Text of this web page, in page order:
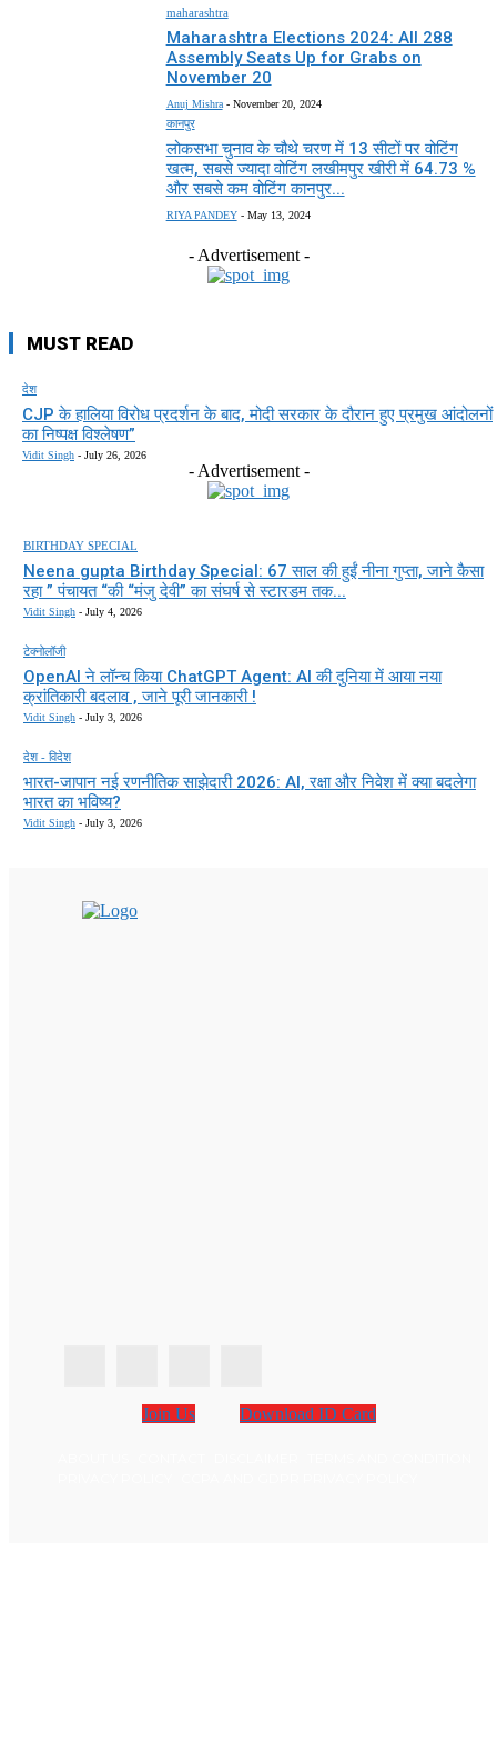
maharashtra
Maharashtra Elections 2024: All 288
Assembly Seats Up for Grabs on
November 20
Anuj Mishra - November 20, 2024
कानपुर
लोकसभा चुनाव के चौथे चरण में 13 सीटों पर वोटिंग
खत्म, सबसे ज्यादा वोटिंग लखीमपुर खीरी में 64.73 %
और सबसे कम वोटिंग कानपुर...
RIYA PANDEY - May 13, 2024
- Advertisement -
MUST READ
देश
CJP के हालिया विरोध प्रदर्शन के बाद, मोदी सरकार के दौरान हुए प्रमुख आंदोलनों
का निष्पक्ष विश्लेषण”
Vidit Singh - July 26, 2026
- Advertisement -
BIRTHDAY SPECIAL
Neena gupta Birthday Special: 67 साल की हुईं नीना गुप्ता, जाने कैसा
रहा ” पंचायत “की “मंजु देवी” का संघर्ष से स्टारडम तक...
Vidit Singh - July 4, 2026
टेक्नोलॉजी
OpenAI ने लॉन्च किया ChatGPT Agent: AI की दुनिया में आया नया
क्रांतिकारी बदलाव , जाने पूरी जानकारी !
Vidit Singh - July 3, 2026
देश - विदेश
भारत-जापान नई रणनीतिक साझेदारी 2026: AI, रक्षा और निवेश में क्या बदलेगा
भारत का भविष्य?
Vidit Singh - July 3, 2026
Join Us Download ID Card